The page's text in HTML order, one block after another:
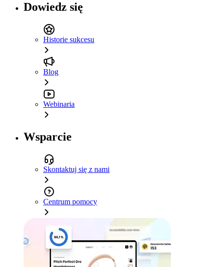
Dowiedz się
Historie sukcesu
Blog
Webinaria
Wsparcie
Skontaktuj się z nami
Centrum pomocy